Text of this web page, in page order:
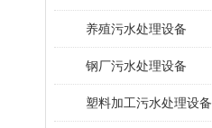
养殖污水处理设备
钢厂污水处理设备
塑料加工污水处理设备